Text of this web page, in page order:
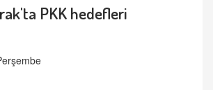
PKK hedefleri